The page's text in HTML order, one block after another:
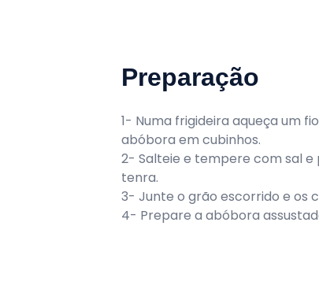
Preparação
1- Numa frigideira aqueça um
abóbora em cubinhos.
2- Salteie e tempere com sal e
tenra.
3- Junte o grão escorrido e os
4- Prepare a abóbora